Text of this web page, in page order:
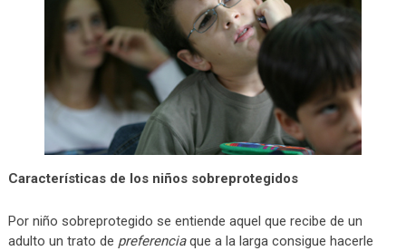
Características de los niños sobreprotegidos
Por niño sobreprotegido se entiende aquel que recibe de un
adulto un trato de preferenciaque a la larga consigue hacerle